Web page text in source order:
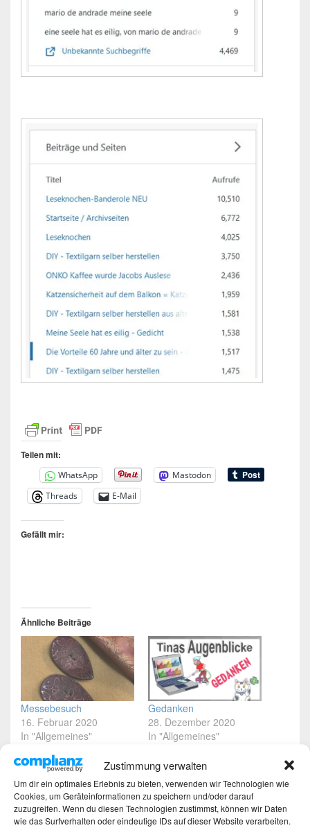
Zustimmung verwalten
Um dir ein optimales Erlebnis zu bieten, verwenden wir Technologien wie
Cookies, um Geräteinformationen zu speichern und/oder darauf
zuzugreifen. Wenn du diesen Technologien zustimmst, können wir Daten
wie das Surfverhalten oder eindeutige IDs auf dieser Website verarbeiten.
Teilen mit:
WhatsApp
Mastodon
Threads
E-Mail
Gefällt mir:
Ähnliche Beiträge
Messebesuch
16. Februar 2020
In "Allgemeines"
Gedanken
28. Dezember 2020
In "Allgemeines"
Gedanken
Nur noch 10 Tage und wir
haben den 1.
Weihnachtsfeiertag. Wo
bleibt der Schnee, es